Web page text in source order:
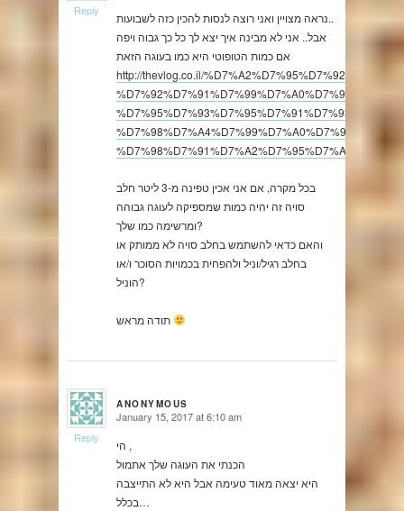
נראה מצויין ואני רוצה לנסות להכין כזה לשבועות..
אבל.. אני לא מבינה איך יצא לך כל כך גבוה ויפה
אם כמות הטופוטי היא כמו בעוגה הזאת
http://thevlog.co.il/%D7%A2%D7%95%D7%92%D7%AA-
%D7%92%D7%91%D7%99%D7%A0%D7%94-
%D7%98%D7%A4%D7%99%D7%A0%D7%94-
בכל מקרה, אם אני אכין טפינה מ-3 ליטר חלב
סויה זה יהיה כמות שמספיקה לעוגה גבוהה
ומרשימה כמו שלך?
והאם כדאי להשתמש בחלב סויה לא ממותק או
בחלב רגיל/וניל ולהפחית בכמויות הסוכר ו/או
הוניל?
Reply
ANONYMOUS
says: January 15, 2017 at 6:10 am
הי ,
הכנתי את העוגה שלך אתמול
היא יצאה מאוד טעימה אבל היא לא התייצבה
בכלל…
Reply